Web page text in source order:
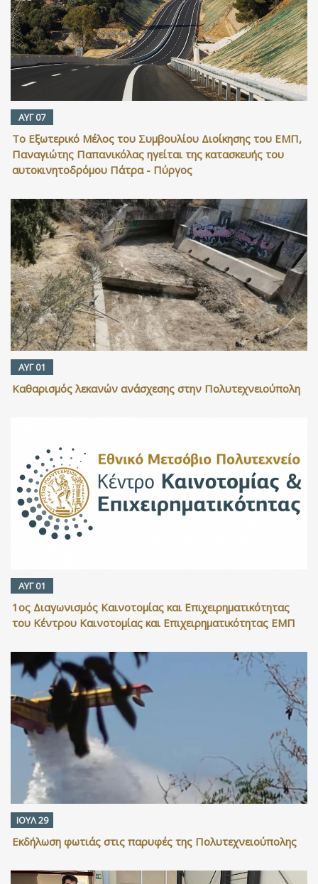
ΑΥΓ 07
Το Εξωτερικό Μέλος του Συμβουλίου Διοίκησης του ΕΜΠ,
Παναγιώτης Παπανικόλας ηγείται της κατασκευής του
αυτοκινητοδρόμου Πάτρα - Πύργος
ΑΥΓ 01
Καθαρισμός λεκανών ανάσχεσης στην Πολυτεχνειούπολη
ΑΥΓ 01
1ος Διαγωνισμός Καινοτομίας και Επιχειρηματικότητας
του Κέντρου Καινοτομίας και Επιχειρηματικότητας ΕΜΠ
ΙΟΥΛ 29
Εκδήλωση φωτιάς στις παρυφές της Πολυτεχνειούπολης